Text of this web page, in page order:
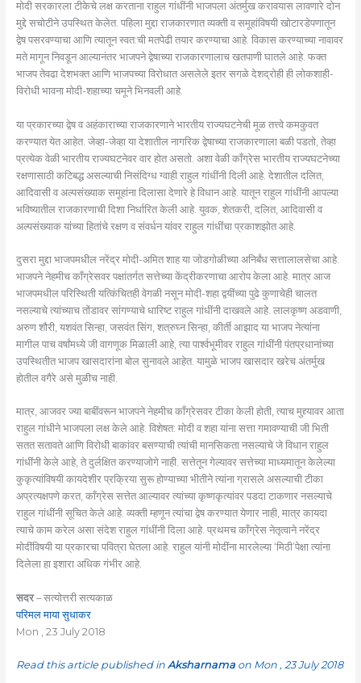
मोदी सरकारला टीकेचे लक्ष करताना राहुल गांधींनी भाजपला अंतर्मुख करावयास लावणारे दोन
मुद्दे सचोटीने उपस्थित केलेत. पहिला मुद्दा राजकारणात व्यक्ती व समूहांविषयी खोटारडेपणातून
द्वेष पसरवण्याचा आणि त्यातून स्वत:ची मतपेढी तयार करण्याचा आहे. विकास करण्याच्या नावावर
मते मागून निवडून आल्यानंतर भाजपने द्वेषाच्या राजकारणालाच खतपाणी घातले आहे. फक्त
भाजप तेवढा देशभक्त आणि भाजपच्या विरोधात असलेले इतर सगळे देशद्रोही ही लोकशाही-
विरोधी भावना मोदी-शहाच्या चमूने भिनवली आहे.
या प्रकारच्या द्वेष व अहंकाराच्या राजकारणाने भारतीय राज्यघटनेची मूळ तत्त्वे कमकुवत
करण्यात येत आहेत. जेव्हा-जेव्हा या देशातील नागरिक द्वेषाच्या राजकारणाला बळी पडतो, तेव्हा
प्रत्येक वेळी भारतीय राज्यघटनेवर वार होत असतो. अशा वेळी काँग्रेस भारतीय राज्यघटनेच्या
रक्षणासाठी कटिबद्ध असल्याची निसंदिग्ध ग्वाही राहुल गांधींनी दिली आहे. देशातील दलित,
आदिवासी व अल्पसंख्याक समूहांना दिलासा देणारे हे विधान आहे. यातून राहुल गांधींनी आपल्या
भविष्यातील राजकारणाची दिशा निर्धारित केली आहे. युवक, शेतकरी, दलित, आदिवासी व
अल्पसंख्याक यांच्या हितांचे रक्षण व संवर्धन यांवर राहुल गांधींचा प्रकाशझोत आहे.
दुसरा मुद्दा भाजपमधील नरेंद्र मोदी-अमित शाह या जोडगोळीच्या अनिर्बंध सत्तालालसेचा आहे.
भाजपने नेहमीच कॉंग्रेसवर पक्षांतर्गत सत्तेच्या केंद्रीकरणाचा आरोप केला आहे. मात्र आज
भाजपमधील परिस्थिती यत्किंचितही वेगळी नसून मोदी-शहा द्वयींच्या पुढे कुणाचेही चालत
नसल्याचे त्यांच्याच तोंडावर सांगण्याचे धारिष्ट राहुल गांधींनी दाखवले आहे. लालकृष्ण अडवाणी,
अरुण शौरी, यशवंत सिन्हा, जसवंत सिंग, शत्रुघ्न सिन्हा, कीर्ती आझाद या भाजप नेत्यांना
मागील पाच वर्षांमध्ये जी वागणूक मिळाली आहे, त्या पार्श्वभूमीवर राहुल गांधींनी पंतप्रधानांच्या
उपस्थितीत भाजप खासदारांना बोल सुनावले आहेत. यामुळे भाजप खासदार खरेच अंतर्मुख
होतील वगैरे असे मुळीच नाही.
मात्र, आजवर ज्या बाबींवरून भाजपने नेहमीच काँग्रेसवर टीका केली होती, त्याच मुद्द्यावर आता
राहुल गांधीने भाजपला लक्ष केले आहे. विशेषत: मोदी व शहा यांना सत्ता गमावण्याची जी भिती
सतत सतावते आणि विरोधी बाकांवर बसण्याची त्यांची मानसिकता नसल्याचे जे विधान राहुल
गांधींनी केले आहे, ते दुर्लक्षित करण्याजोगे नाही. सत्तेतून गेल्यावर सत्तेच्या माध्यमातून केलेल्या
कुकृत्यांविषयी कायदेशीर प्रक्रिया सुरू होण्याच्या भीतीने त्यांना ग्रासले असल्याची टीका
अप्रत्यक्षपणे करत, काँग्रेस सत्तेत आल्यावर त्यांच्या कृष्णकृत्यांवर पडदा टाकणार नसल्याचे
राहुल गांधींनी सूचित केले आहे. व्यक्ती म्हणून त्यांचा द्वेष करण्यात येणार नाही, मात्र कायदा
त्याचे काम करेल असा संदेश राहुल गांधींनी दिला आहे. प्रथमच काँग्रेस नेतृत्वाने नरेंद्र
मोदींविषयी या प्रकारचा पवित्रा घेतला आहे. राहुल यांनी मोदींना मारलेल्या ‘मिठी’पेक्षा त्यांना
दिलेला हा इशारा अधिक गंभीर आहे.
सदर– सत्योत्तरी सत्यकाळ
परिमल माया सुधाकर
Mon , 23 July 2018
Read this article published in Aksharnama on Mon , 23 July 2018